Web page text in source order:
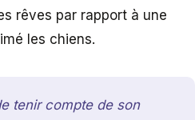
rêves par rapport à une
les chiens.
tenir compte de son